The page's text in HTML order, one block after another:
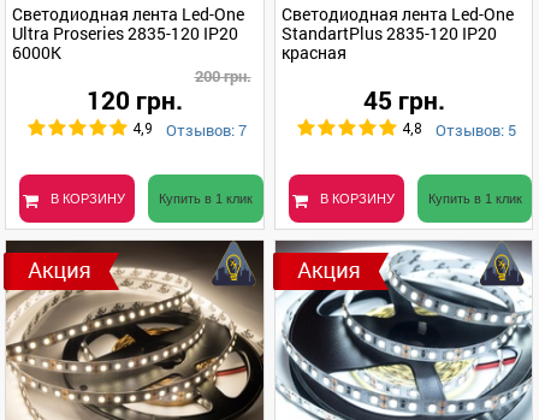
Светодиодная лента Led-One
Ultra Proseries 2835-120 IP20
6000K
200 грн.
120 грн.
4,9 Отзывов: 7
В КОРЗИНУ Купить в 1 клик
Светодиодная лента Led-One
StandartPlus 2835-120 IP20
красная
45 грн.
4,8 Отзывов: 5
В КОРЗИНУ Купить в 1 клик